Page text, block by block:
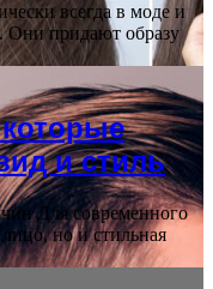
всегда в моде и
Они придают образу
и стиль
Для современного
но и стильная